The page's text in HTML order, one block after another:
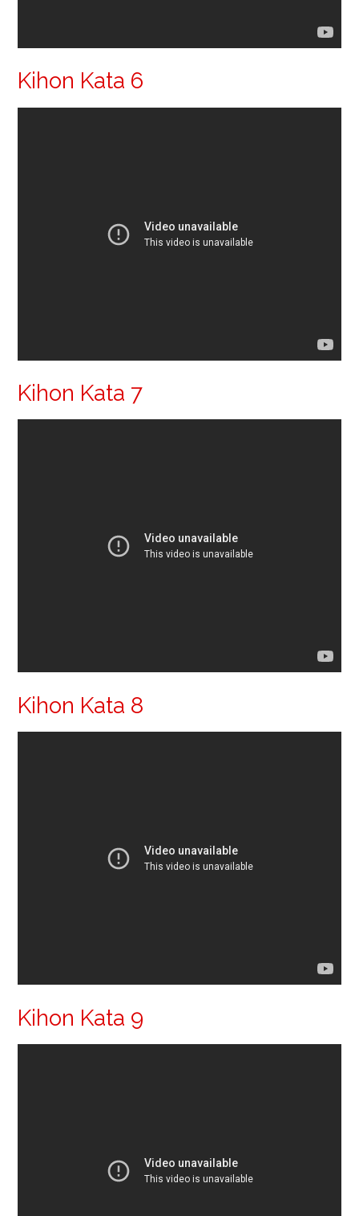
Kihon Kata 6
Kihon Kata 7
Kihon Kata 8
Kihon Kata 9